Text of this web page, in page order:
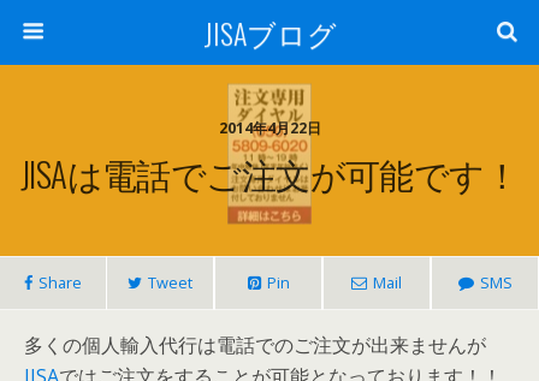
JISAブログ
2014年4月22日
JISAは電話でご注文が可能です！
Share Tweet Pin Mail SMS
多くの個人輸入代行は電話でのご注文が出来ませんが